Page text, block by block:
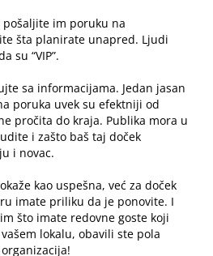
pošaljite im poruku na
šta planirate unapred. Ljudi
su “VIP”.
sa informacijama. Jedan jasan
poruka uvek su efektniji od
pročita do kraja. Publika mora u
i zašto baš taj doček
i novac.
kao uspešna, već za doček
imate priliku da je ponovite. I
što imate redovne goste koji
lokalu, obavili ste pola